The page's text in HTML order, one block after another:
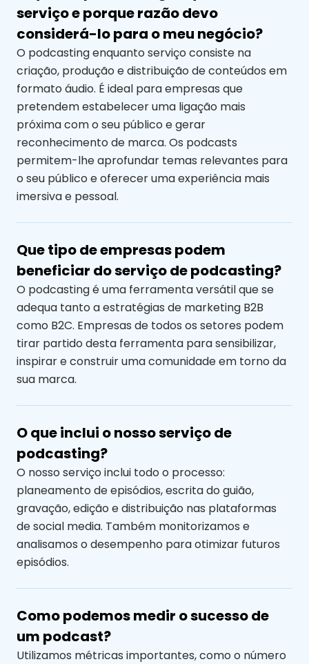
serviço e porque razão devo
considerá-lo para o meu negócio?
O podcasting enquanto serviço consiste na
criação, produção e distribuição de conteúdos em
formato áudio. É ideal para empresas que
pretendem estabelecer uma ligação mais
próxima com o seu público e gerar
reconhecimento de marca. Os podcasts
permitem-lhe aprofundar temas relevantes para
o seu público e oferecer uma experiência mais
imersiva e pessoal.
Que tipo de empresas podem
beneficiar do serviço de podcasting?
O podcasting é uma ferramenta versátil que se
adequa tanto a estratégias de marketing B2B
como B2C. Empresas de todos os setores podem
tirar partido desta ferramenta para sensibilizar,
inspirar e construir uma comunidade em torno da
sua marca.
O que inclui o nosso serviço de
podcasting?
O nosso serviço inclui todo o processo:
planeamento de episódios, escrita do guião,
gravação, edição e distribuição nas plataformas
de social media. Também monitorizamos e
analisamos o desempenho para otimizar futuros
episódios.
Como podemos medir o sucesso de
um podcast?
Utilizamos métricas importantes, como o número